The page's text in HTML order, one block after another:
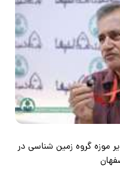
موزه گروه زمین شناسی در